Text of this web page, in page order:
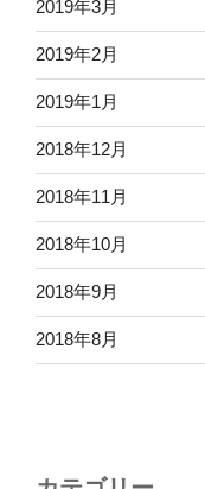
2019年3月
2019年2月
2019年1月
2018年12月
2018年11月
2018年10月
2018年9月
2018年8月